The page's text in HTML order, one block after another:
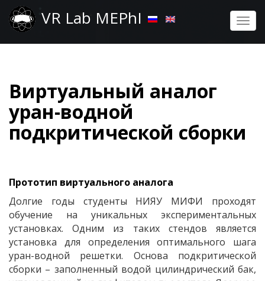
Перейти
основному
содержанию
VR Lab MEPhI
Виртуальный аналог
уран-водной
подкритической сборки
Прототип виртуального аналога
Долгие годы студенты НИЯУ МИФИ проходят
обучение на уникальных экспериментальных
установках. Одним из таких стендов является
установка для определения оптимального шага
уран-водной решетки. Основа подкритической
сборки – заполненный водой цилиндрический бак,